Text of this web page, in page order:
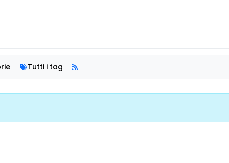
Tutti i tag